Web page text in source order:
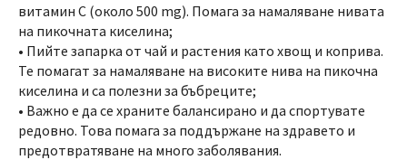
витамин С (около 500 mg). Помага за намаляване нивата
на пикочната киселина;
• Пийте запарка от чай и растения като хвощ и коприва.
Те помагат за намаляване на високите нива на пикочна
киселина и са полезни за бъбреците;
• Важно е да се храните балансирано и да спортувате
редовно. Това помага за поддържане на здравето и
предотвратяване на много заболявания.